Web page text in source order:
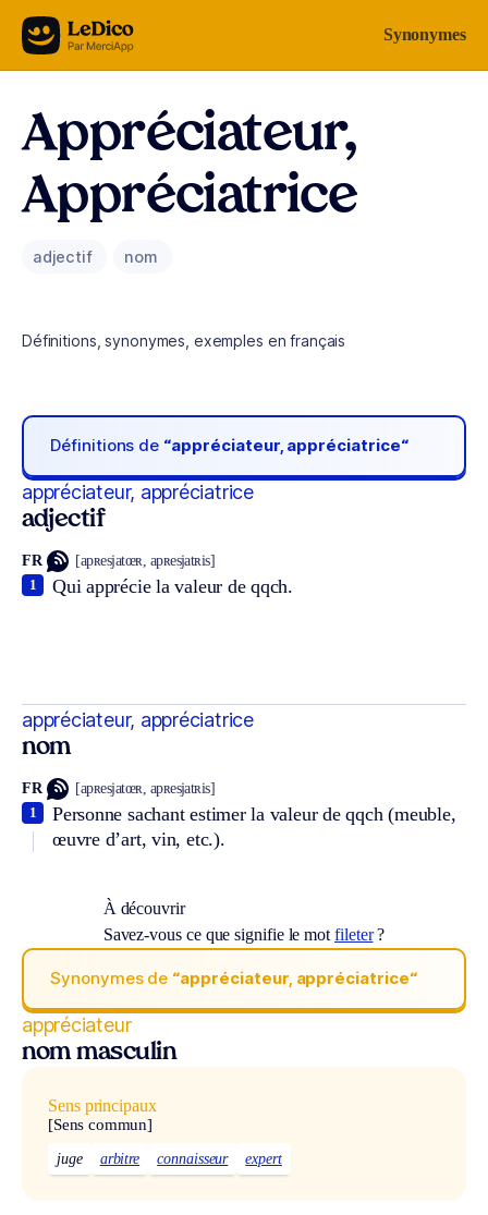
Aller au contenu Synonymes
Appréciateur,
Appréciatrice
adjectif nom
Définitions, synonymes, exemples en français
Définitions de “appréciateur, appréciatrice“
appréciateur, appréciatrice
adjectif
FR [apʀesjatœʀ, apʀesjatʀis]
Qui apprécie la valeur de qqch.
1
appréciateur, appréciatrice
nom
FR [apʀesjatœʀ, apʀesjatʀis]
Personne sachant estimer la valeur de qqch (meuble,
œuvre d’art, vin, etc.).
1
À découvrir
Savez-vous ce que signifie le mot fileter?
Synonymes de “appréciateur, appréciatrice“
appréciateur
nom masculin
Sens principaux
[Sens commun]
juge arbitre connaisseur expert